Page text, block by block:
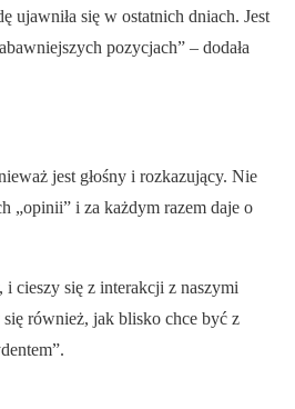
ujawniła się w ostatnich dniach. Jest
pozycjach” – dodała
jest głośny i rozkazujący. Nie
„opinii” i za każdym razem daje o
i cieszy się z interakcji z naszymi
również, jak blisko chce być z